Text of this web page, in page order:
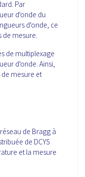
Par
d'onde du
d'onde, ce
de mesure.
de multiplexage
d'onde. Ainsi,
mesure et
de Bragg à
de DCYS
et la mesure